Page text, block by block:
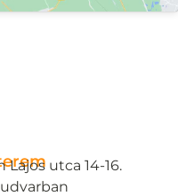
utca 14-16.